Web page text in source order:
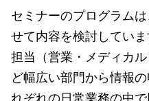
セミナーのプログラム
せて内容を検討してい
担当（営業・メディカ
ど幅広い部門から情報